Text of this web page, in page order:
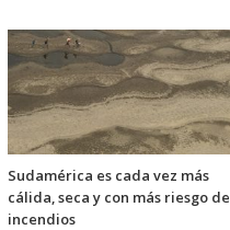
Sudamérica es cada vez más
cálida, seca y con más riesgo de
incendios